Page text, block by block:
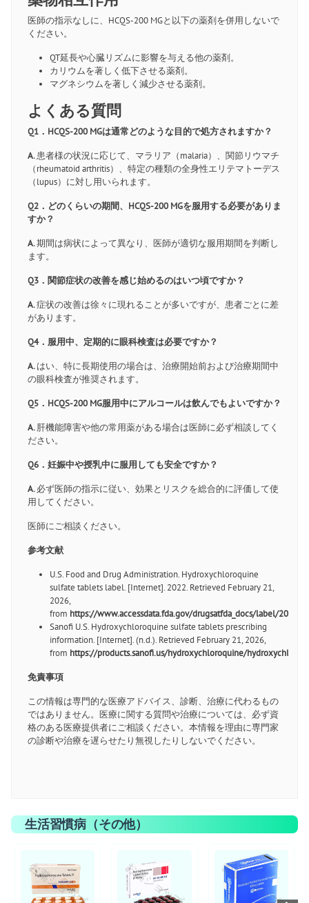
医師の指示なしに、HCQS-200 MGと以下の薬剤を併用しないで
ください。
QT延長や心臓リズムに影響を与える他の薬剤。
カリウムを著しく低下させる薬剤。
マグネシウムを著しく減少させる薬剤。
よくある質問
Q1．HCQS-200 MGは通常どのような目的で処方されますか？
A.患者様の状況に応じて、マラリア（malaria）、関節リウマチ
（rheumatoid arthritis）、特定の種類の全身性エリテマトーデス
（lupus）に対し用いられます。
Q2．どのくらいの期間、HCQS-200 MGを服用する必要がありま
すか？
A.期間は病状によって異なり、医師が適切な服用期間を判断し
ます。
Q3．関節症状の改善を感じ始めるのはいつ頃ですか？
A.症状の改善は徐々に現れることが多いですが、患者ごとに差
があります。
Q4．服用中、定期的に眼科検査は必要ですか？
A.はい、特に長期使用の場合は、治療開始前および治療期間中
の眼科検査が推奨されます。
Q5．HCQS-200 MG服用中にアルコールは飲んでもよいですか？
A.肝機能障害や他の常用薬がある場合は医師に必ず相談してく
ださい。
Q6．妊娠中や授乳中に服用しても安全ですか？
A.必ず医師の指示に従い、効果とリスクを総合的に評価して使
用してください。
医師にご相談ください。
参考文献
U.S. Food and Drug Administration. Hydroxychloroquine
sulfate tablets label. [Internet]. 2022. Retrieved February 21,
2026,
from https://www.accessdata.fda.gov/drugsatfda_docs/label/2022/
Sanofi U.S. Hydroxychloroquine sulfate tablets prescribing
information. [Internet]. (n.d.). Retrieved February 21, 2026,
from https://products.sanofi.us/hydroxychloroquine/
免責事項
この情報は専門的な医療アドバイス、診断、治療に代わるもの
ではありません。医療に関する質問や治療については、必ず資
格のある医療提供者にご相談ください。本情報を理由に専門家
の診断や治療を遅らせたり無視したりしないでください。
生活習慣病（その他）
お薬ショップ お薬ショップ お薬ショップ